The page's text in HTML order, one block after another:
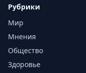
Рубрики
Мир
Мнения
Общество
Здоровье